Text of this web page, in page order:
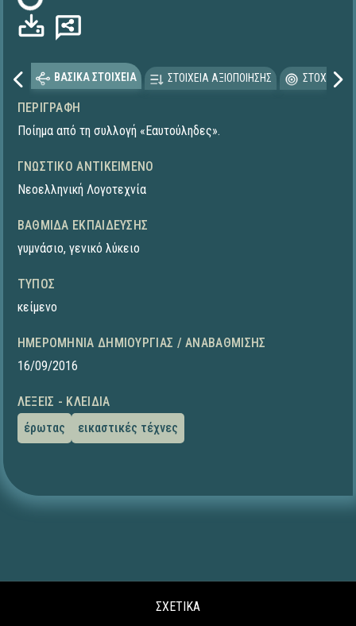
ΒΑΣΙΚΑ ΣΤΟΙΧΕΙΑ ΣΤΟΙΧΕΙΑ ΑΞΙΟΠΟΙΗΣΗΣ
ΠΕΡΙΓΡΑΦΉ
Ποίημα από τη συλλογή «Εαυτούληδες».
ΓΝΩΣΤΙΚΌ ΑΝΤΙΚΕΊΜΕΝΟ
Νεοελληνική Λογοτεχνία
ΒΑΘΜΊΔΑ ΕΚΠΑΊΔΕΥΣΗΣ
γυμνάσιο, γενικό λύκειο
ΤΎΠΟΣ
κείμενο
ΗΜΕΡΟΜΗΝΊΑ ΔΗΜΙΟΥΡΓΊΑΣ / ΑΝΑΒΆΘΜΙΣΗΣ
16/09/2016
ΛΈΞΕΙΣ - ΚΛΕΙΔΙΆ
έρωτας
εικαστικές τέχνες
ΣΧΕΤΙΚΑ